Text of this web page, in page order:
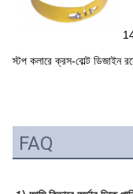
স্টপ কলারে ক্রস-বোল্ট ডিজাইন
FAQ